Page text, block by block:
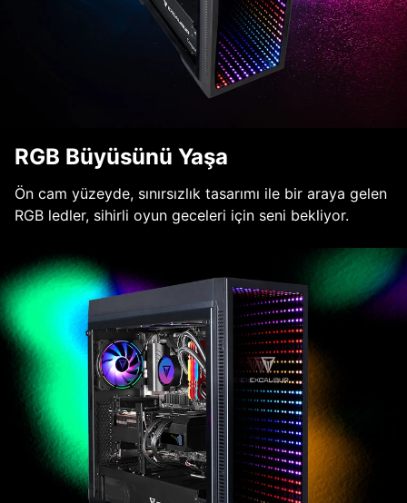
RGB Büyüsünü Yaşa
Ön cam yüzeyde, sınırsızlık tasarımı ile bir araya gelen
RGB ledler, sihirli oyun geceleri için seni bekliyor.